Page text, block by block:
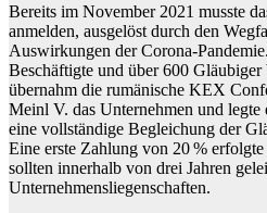
Bereits im November 2021 musste
anmelden, ausgelöst durch den
Auswirkungen der Corona-
Beschäftigte und über 600
übernahm die rumänische KEX
Meinl V. das Unternehmen und legte
eine vollständige Begleichung der
Eine erste Zahlung von 20 %
sollten innerhalb von drei Jahren
Unternehmensliegenschaften.